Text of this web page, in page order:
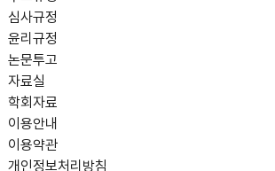
심사규정
윤리규정
논문투고
자료실
학회자료
이용안내
이용약관
개인정보처리방침